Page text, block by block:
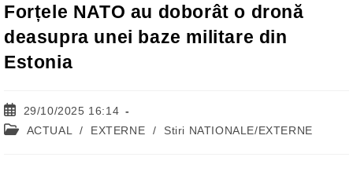
Forțele NATO au doborât o dronă
deasupra unei baze militare din
Estonia
Post
published:
29/10/2025 16:14
Post ACTUAL / EXTERNE / Stiri NATIONALE/EXTERNE